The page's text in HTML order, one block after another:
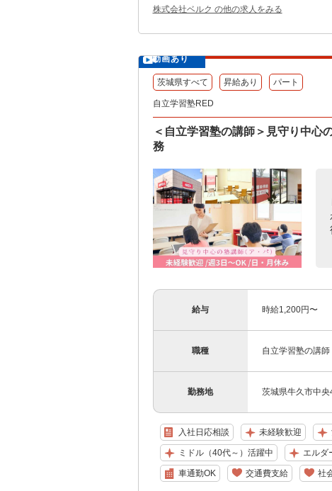
株式会社ベルク の他の求人をみる
動画あり
茨城県すべて 昇給あり パート
自立学習塾RED
＜自立学習塾の講師＞見守り中心
務
給与 時給1,200円〜
職種 自立学習塾の講師
勤務地 茨城県牛久市中
入社日応相談 未経験歓迎
ミドル（40代～）活躍中 エルダ
車通勤OK 交通費支給 社